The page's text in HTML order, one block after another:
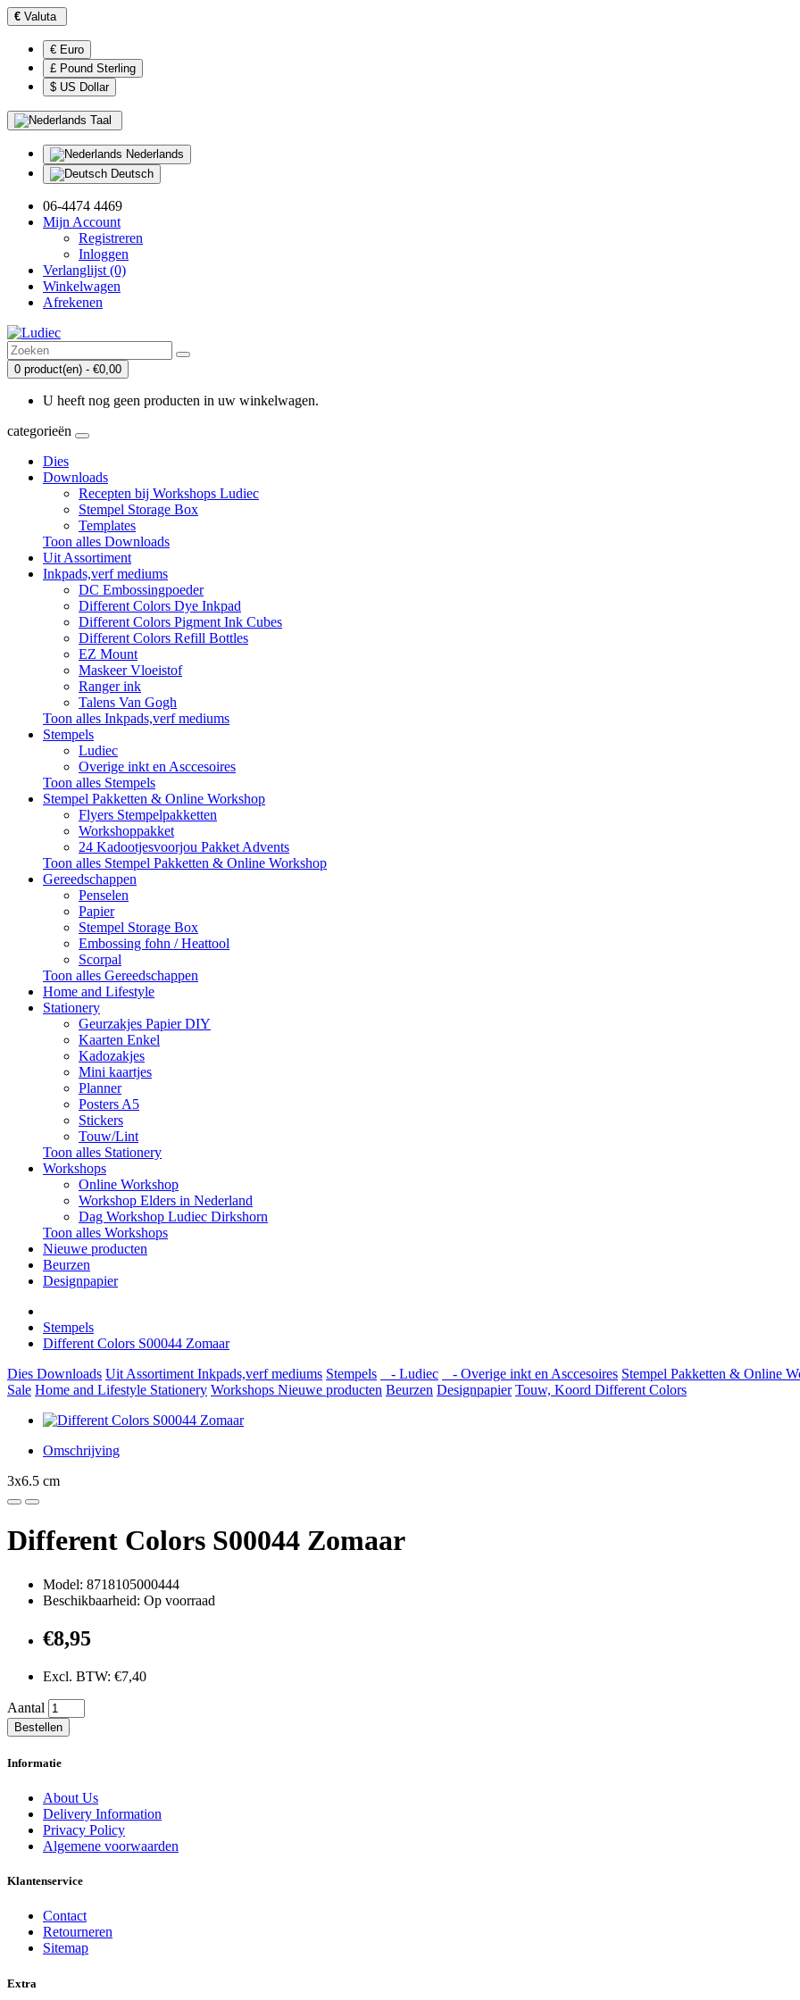
€ Valuta
€ Euro
£ Pound Sterling
$ US Dollar
Taal
Nederlands
Deutsch
06-4474 4469
Mijn Account
Registreren
Inloggen
Verlanglijst (0)
Winkelwagen
Afrekenen
0 product(en) - €0,00
U heeft nog geen producten in uw winkelwagen.
categorieën
Dies
Downloads
Recepten bij Workshops Ludiec
Stempel Storage Box
Templates
Toon alles Downloads
Uit Assortiment
Inkpads,verf mediums
DC Embossingpoeder
Different Colors Dye Inkpad
Different Colors Pigment Ink Cubes
Different Colors Refill Bottles
EZ Mount
Maskeer Vloeistof
Ranger ink
Talens Van Gogh
Toon alles Inkpads,verf mediums
Stempels
Ludiec
Overige inkt en Asccesoires
Toon alles Stempels
Stempel Pakketten & Online Workshop
Flyers Stempelpakketten
Workshoppakket
24 Kadootjesvoorjou Pakket Advents
Toon alles Stempel Pakketten & Online Workshop
Gereedschappen
Penselen
Papier
Stempel Storage Box
Embossing fohn / Heattool
Scorpal
Toon alles Gereedschappen
Home and Lifestyle
Stationery
Geurzakjes Papier DIY
Kaarten Enkel
Kadozakjes
Mini kaartjes
Planner
Posters A5
Stickers
Touw/Lint
Toon alles Stationery
Workshops
Online Workshop
Workshop Elders in Nederland
Dag Workshop Ludiec Dirkshorn
Toon alles Workshops
Nieuwe producten
Beurzen
Designpapier
Stempels
Different Colors S00044 Zomaar
Dies Downloads Uit Assortiment Inkpads,verf mediums Stempels - Ludiec - Overige inkt en Asccesoires Stempel Pakketten & Online
Sale Home and Lifestyle Stationery Workshops Nieuwe producten Beurzen Designpapier Touw, Koord Different Colors
Omschrijving
3x6.5 cm
Different Colors S00044 Zomaar
Model: 8718105000444
Beschikbaarheid: Op voorraad
€8,95
Excl. BTW: €7,40
Aantal
Bestellen
Informatie
About Us
Delivery Information
Privacy Policy
Algemene voorwaarden
Klantenservice
Contact
Retourneren
Sitemap
Extra